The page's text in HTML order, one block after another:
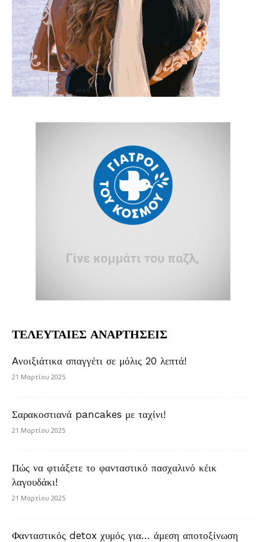
ΤΕΛΕΥΤΑΙΕΣ ΑΝΑΡΤΗΣΕΙΣ
Aνοιξιάτικα σπαγγέτι σε μόλις 20 λεπτά!
21 Μαρτίου 2025
Σαρακοστιανά pancakes με ταχίνι!
21 Μαρτίου 2025
Πώς να φτιάξετε το φανταστικό πασχαλινό κέικ
λαγουδάκι!
21 Μαρτίου 2025
Φανταστικός detox χυμός για… άμεση αποτοξίνωση